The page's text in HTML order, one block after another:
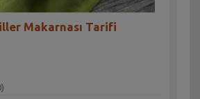
Makarnası Tarifi